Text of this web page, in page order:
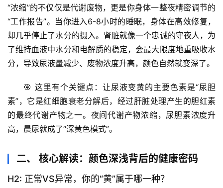
“浓缩”的不仅仅是代谢废物，更是你身体一整夜精密调节的
“工作报告”。当你进入6-8小时的睡眠，身体在高效修复，
却几乎停止了水分的摄入。肾脏就像一个忠诚的守夜人，为
了维持血液中水分和电解质的稳定，会最大限度地重吸收水
分，导致尿液量减少、废物浓度升高，颜色自然就变深了。
🎯 这里有个关键点 ：让尿液变黄的主要色素是“尿胆
素”，它是红细胞衰老分解后，经过肝脏处理产生的胆红素
的最终代谢产物之一。夜间代谢产物浓缩，尿胆素浓度升
高，晨尿就成了“深黄色模式”。
二、 核心解读：颜色深浅背后的健康密码
H2: 正常VS异常，你的“黄”属于哪一种？